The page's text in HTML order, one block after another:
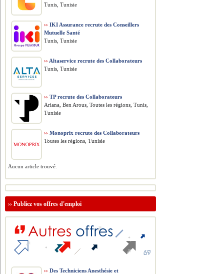
Tunis, Tunisie
›› IKI Assurance recrute des Conseillers
Mutuelle Santé
Tunis, Tunisie
›› Altaservice recrute des Collaborateurs
Tunis, Tunisie
›› TP recrute des Collaborateurs
Ariana, Ben Arous, Toutes les régions, Tunis,
Tunisie
›› Monoprix recrute des Collaborateurs
Toutes les régions, Tunisie
Aucun article trouvé.
››Publiez vos offres d'emploi
›› Des Techniciens Anesthésie et